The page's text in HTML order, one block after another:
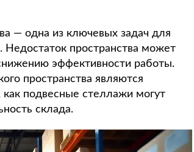
— одна из ключевых задач для
пространства может
эффективности работы.
пространства являются
подвесные стеллажи могут
склада.